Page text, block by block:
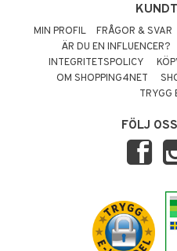
MIN PROFIL FRÅGOR & SVAR
ÄR DU EN INFLUENCER?
INTEGRITETSPOLICY
OM SHOPPING4NET
TRYGG
FÖLJ